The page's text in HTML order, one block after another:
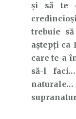
și să te
trebuie
aștepți ca
care te-a
să-l
naturale…